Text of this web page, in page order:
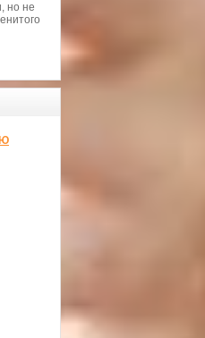
но не